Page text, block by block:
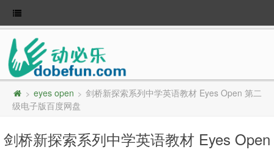
> eyes open > 剑桥新探索系列中学英语教材 Eyes Open 第二
级电子版百度网盘
剑桥新探索系列中学英语教材 Eyes Open